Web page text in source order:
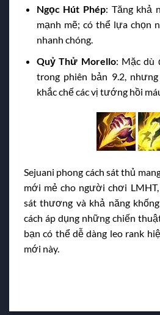
Ngọc Hút Phép: Tăng khả
mạnh mẽ; có thể lựa chọn
nhanh chóng.
Quỷ Thử Morello: Mặc dù
trong phiên bản 9.2,
khắc chế các vị tướng hồi
Sejuani phong cách sát thủ
mới mẻ cho người chơi
sát thương và khả năng
cách áp dụng những chiến
bạn có thể dễ dàng leo rank
mới này.